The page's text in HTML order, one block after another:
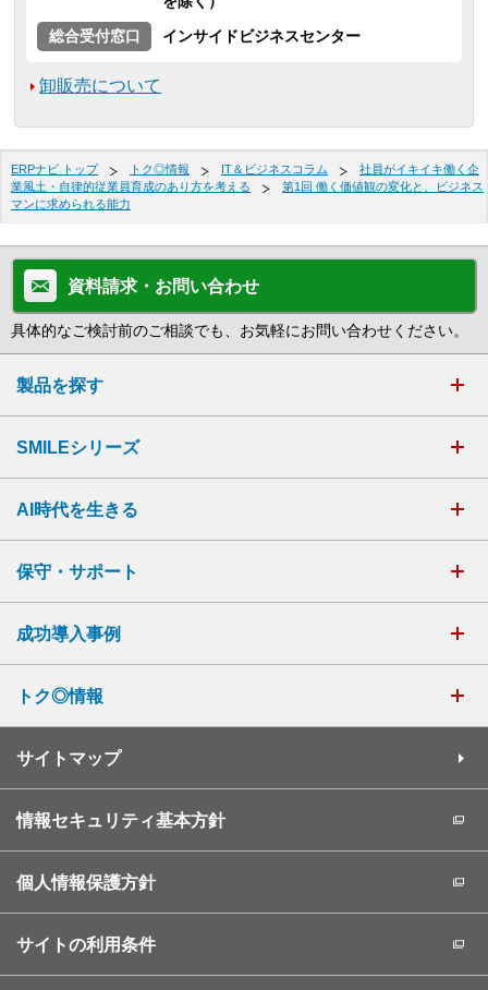
総合受付窓口
インサイドビジネスセンター
卸販売について
ERPナビ トップ トク◎情報 IT＆ビジネスコラム
社員がイキイキ働く企
業風土・自律的従業員育成のあり方を考える
第1回 働く価値観の変化と、ビジネス
マンに求められる能力
資料請求・お問い合わせ
具体的なご検討前のご相談でも、お気軽にお問い合わせください。
製品を探す
SMILEシリーズ
AI時代を生きる
保守・サポート
成功導入事例
トク◎情報
サイトマップ
情報セキュリティ基本方針
個人情報保護方針
サイトの利用条件